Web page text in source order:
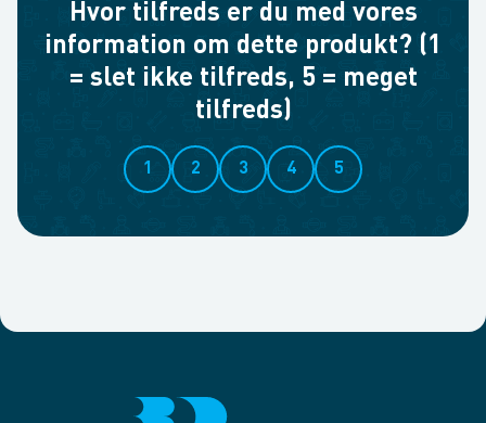
Hvor tilfreds er du med vores
information om dette produkt? (1
= slet ikke tilfreds, 5 = meget
tilfreds)
1 2 3 4 5